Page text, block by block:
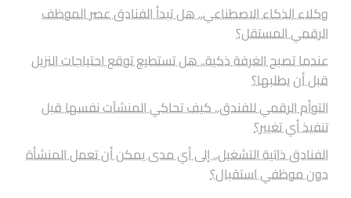
وكلاء الذكاء الاصطناعي.. هل تبدأ الفنادق عصر الموظف
الرقمي المستقل؟
عندما تصبح الغرفة ذكية.. هل تستطيع توقع احتياجات النزيل
قبل أن يطلبها؟
التوأم الرقمي للفندق.. كيف تحاكي المنشآت نفسها قبل
تنفيذ أي تغيير؟
الفنادق ذاتية التشغيل.. إلى أي مدى يمكن أن تعمل المنشأة
دون موظفي استقبال؟